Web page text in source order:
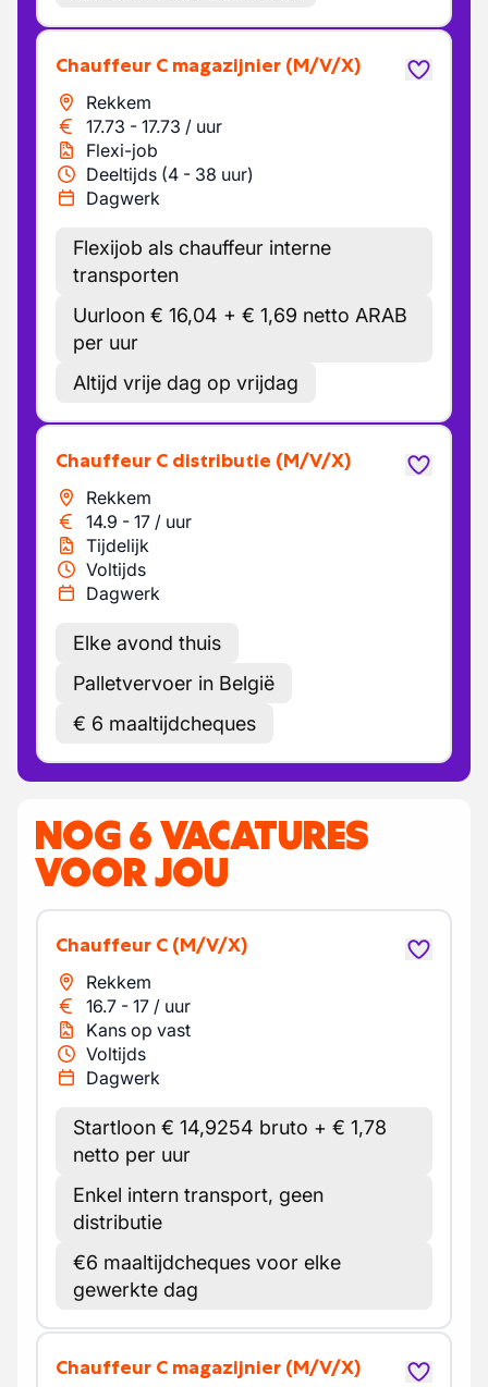
Chauffeur C magazijnier (M/V/X)
Rekkem
17.73 - 17.73 / uur
Flexi-job
Deeltijds (4 - 38 uur)
Dagwerk
Flexijob als chauffeur interne
transporten
Uurloon € 16,04 + € 1,69 netto ARAB
per uur
Altijd vrije dag op vrijdag
Chauffeur C distributie (M/V/X)
Rekkem
14.9 - 17 / uur
Tijdelijk
Voltijds
Dagwerk
Elke avond thuis
Palletvervoer in België
€ 6 maaltijdcheques
NOG 6 VACATURES
VOOR JOU
Chauffeur C (M/V/X)
Rekkem
16.7 - 17 / uur
Kans op vast
Voltijds
Dagwerk
Startloon € 14,9254 bruto + € 1,78
netto per uur
Enkel intern transport, geen
distributie
€6 maaltijdcheques voor elke
gewerkte dag
Chauffeur C magazijnier (M/V/X)